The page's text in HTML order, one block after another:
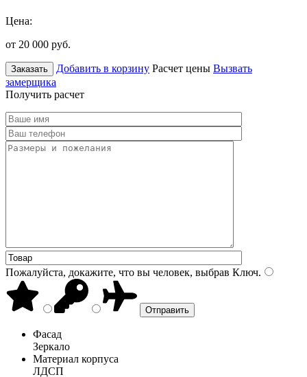
Цена:
от 20 000 руб.
Заказать Добавить в корзину Расчет цены Вызвать
замерщика
Получить расчет
Пожалуйста, докажите, что вы человек, выбрав Ключ.
Фасад
Зеркало
Материал корпуса
ЛДСП